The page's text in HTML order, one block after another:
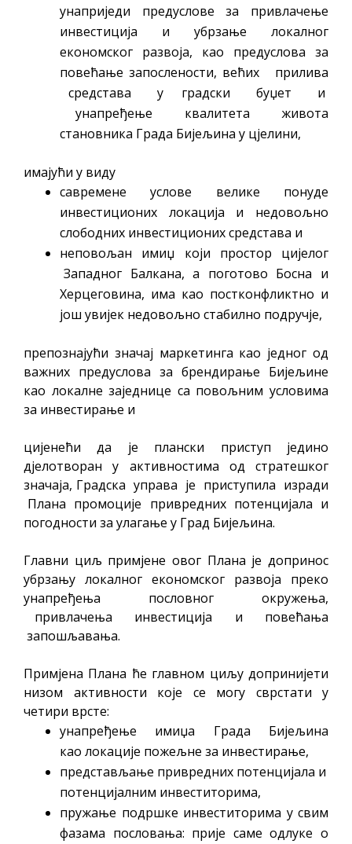
унаприједи предуслове за привлачење
инвестиција и убрзање локалног
економског развоја, као предуслова за
повећање запослености, већих прилива
средстава у градски буџет и
унапређење квалитета живота
становника Града Бијељина у цјелини,
имајући у виду
савремене услове велике понуде
инвестиционих локација и недовољно
слободних инвестиционих средстава и
неповољан имиџ који простор цијелог
Западног Балкана, а поготово Босна и
Херцеговина, има као постконфликтно и
још увијек недовољно стабилно подручје,
препознајући значај маркетинга као једног од
важних предуслова за брендирање Бијељине
као локалне заједнице са повољним условима
за инвестирање и
цијенећи да је плански приступ једино
дјелотворан у активностима од стратешког
значаја, Градска управа је приступила изради
Плана промоције привредних потенцијала и
погодности за улагање у Град Бијељина.
Главни циљ примјене овог Плана је допринос
убрзању локалног економског развоја преко
унапређења пословног окружења,
привлачења инвестиција и повећања
запошљавања.
Примјена Плана ће главном циљу допринијети
низом активности које се могу сврстати у
четири врсте:
унапређење имиџа Града Бијељина
као локације пожељне за инвестирање,
представљање привредних потенцијала и
потенцијалним инвеститорима,
пружање подршке инвеститорима у свим
фазама пословања: прије саме одлуке о